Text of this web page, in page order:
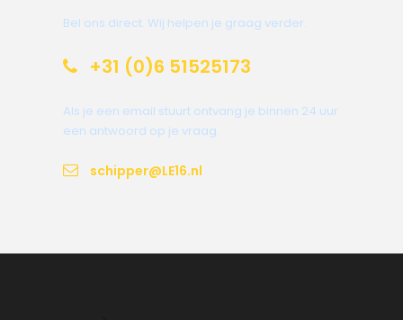
Bel ons direct. Wij helpen je graag verder.
+31 (0)6 51525173
Als je een email stuurt ontvang je binnen 24 uur
een antwoord op je vraag.
schipper@LE16.nl